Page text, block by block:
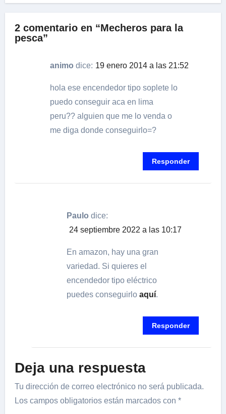
2 comentario en “Mecheros para la
pesca”
animo dice: 19 enero 2014 a las 21:52
hola ese encendedor tipo soplete lo
puedo conseguir aca en lima
peru?? alguien que me lo venda o
me diga donde conseguirlo=?
Responder
Paulo dice:
24 septiembre 2022 a las 10:17
En amazon, hay una gran
variedad. Si quieres el
encendedor tipo eléctrico
puedes conseguirlo aquí.
Responder
Deja una respuesta
Tu dirección de correo electrónico no será publicada.
Los campos obligatorios están marcados con*